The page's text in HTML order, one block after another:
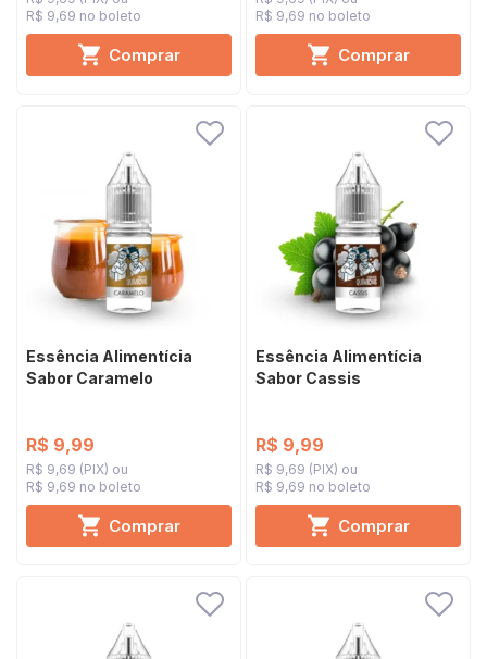
R$ 9,69 no boleto
Comprar
R$ 9,69 no boleto
Comprar
Essência Alimentícia
Sabor Caramelo
R$ 9,99
R$ 9,69 (PIX)
R$ 9,69 no boleto
Comprar
Essência Alimentícia
Sabor Cassis
R$ 9,99
R$ 9,69 (PIX)
R$ 9,69 no boleto
Comprar